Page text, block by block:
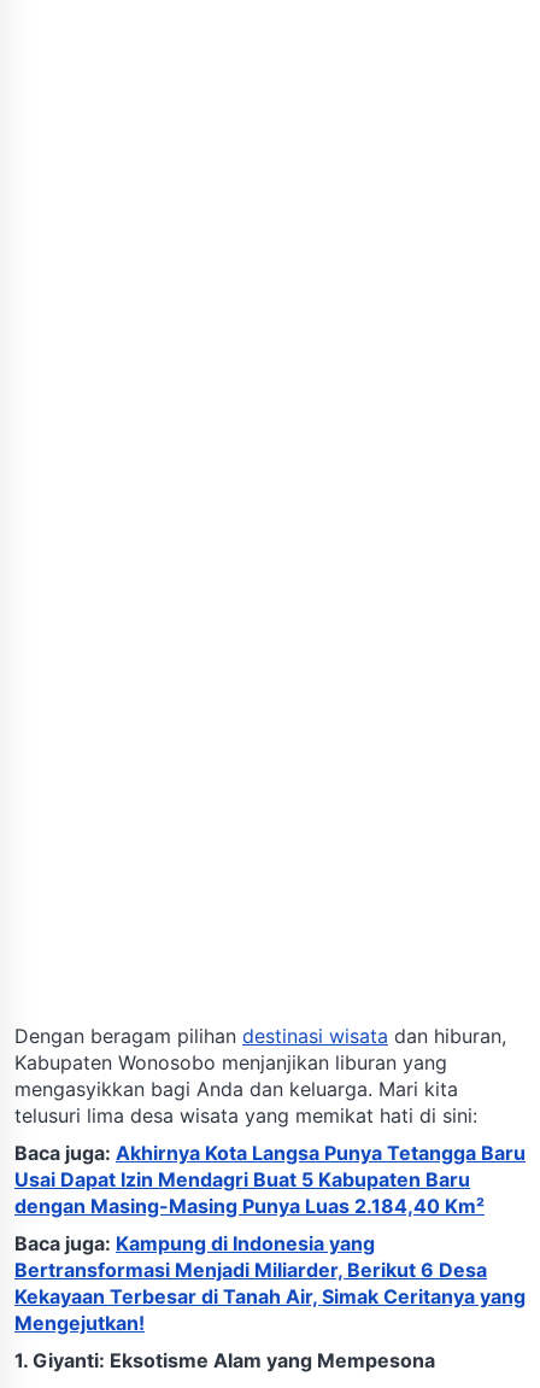
Dengan beragam pilihan destinasi wisata dan hiburan,
Kabupaten Wonosobo menjanjikan liburan yang
mengasyikkan bagi Anda dan keluarga. Mari kita
telusuri lima desa wisata yang memikat hati di sini:
Baca juga: Akhirnya Kota Langsa Punya Tetangga Baru
Usai Dapat Izin Mendagri Buat 5 Kabupaten Baru
dengan Masing-Masing Punya Luas 2.184,40 Km²
Baca juga: Kampung di Indonesia yang
Bertransformasi Menjadi Miliarder, Berikut 6 Desa
Kekayaan Terbesar di Tanah Air, Simak Ceritanya yang
Mengejutkan!
1. Giyanti: Eksotisme Alam yang Mempesona